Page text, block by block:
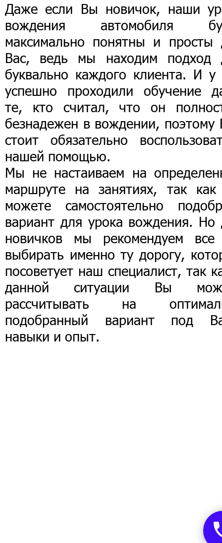
Даже если Вы новичок, наши
вождения автомобиля
максимально понятны и просты
Вас, ведь мы находим подход
буквально каждого клиента. И у
успешно проходили обучение
те, кто считал, что он
безнадежен в вождении, поэтому
стоит обязательно
нашей помощью.
Мы не настаиваем на
маршруте на занятиях, так
можете самостоятельно
вариант для урока вождения. Но
новичков мы рекомендуем
выбирать именно ту дорогу,
посоветует наш специалист, так
данной ситуации Вы
рассчитывать на
подобранный вариант под
навыки и опыт.